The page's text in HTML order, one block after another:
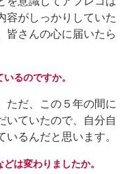
容がしっかりしていた
皆さんの心に届いたら
るのですか。
だ、この５年の間に
いていたので、自分自
るんだと思います。
は変わりましたか。